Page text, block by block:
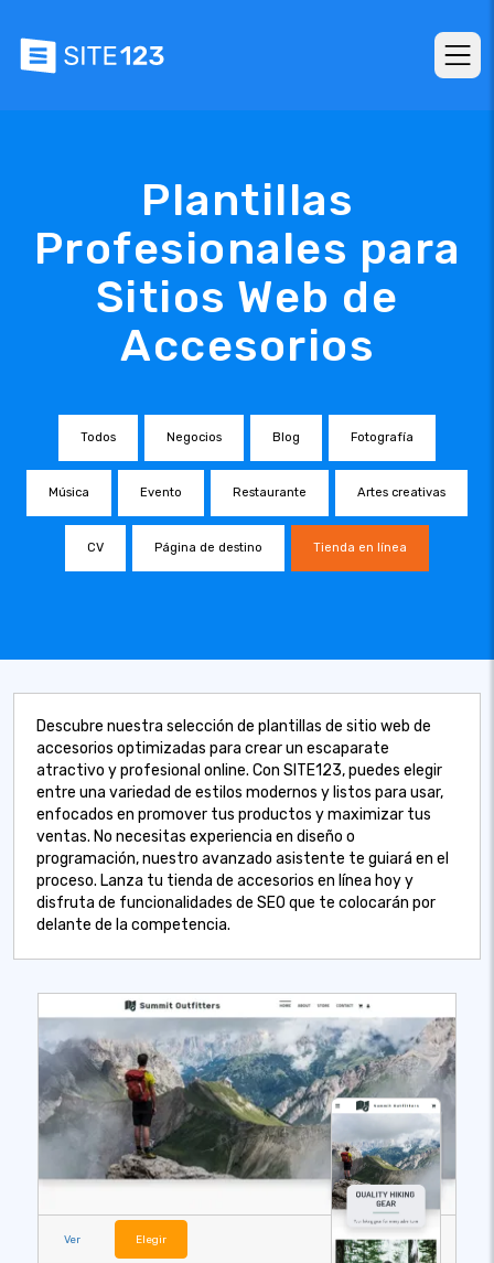
Plantillas
Profesionales para
Sitios Web de
Accesorios
Todos Negocios Blog Fotografía
Música Evento Restaurante Artes creativas
CV Página de destino Tienda en línea
Descubre nuestra selección de plantillas de sitio web de
accesorios optimizadas para crear un escaparate
atractivo y profesional online. Con SITE123, puedes elegir
entre una variedad de estilos modernos y listos para usar,
enfocados en promover tus productos y maximizar tus
ventas. No necesitas experiencia en diseño o
programación, nuestro avanzado asistente te guiará en el
proceso. Lanza tu tienda de accesorios en línea hoy y
disfruta de funcionalidades de SEO que te colocarán por
delante de la competencia.
Ver Elegir